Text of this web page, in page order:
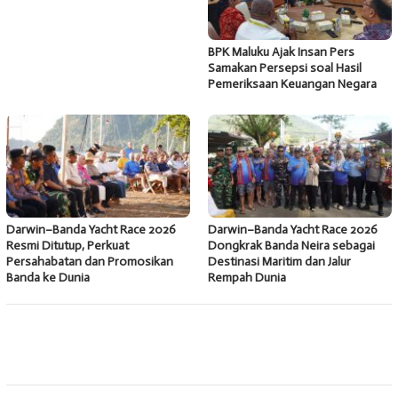
BPK Maluku Ajak Insan Pers
Samakan Persepsi soal Hasil
Pemeriksaan Keuangan Negara
Darwin–Banda Yacht Race 2026
Resmi Ditutup, Perkuat
Persahabatan dan Promosikan
Banda ke Dunia
Darwin–Banda Yacht Race 2026
Dongkrak Banda Neira sebagai
Destinasi Maritim dan Jalur
Rempah Dunia